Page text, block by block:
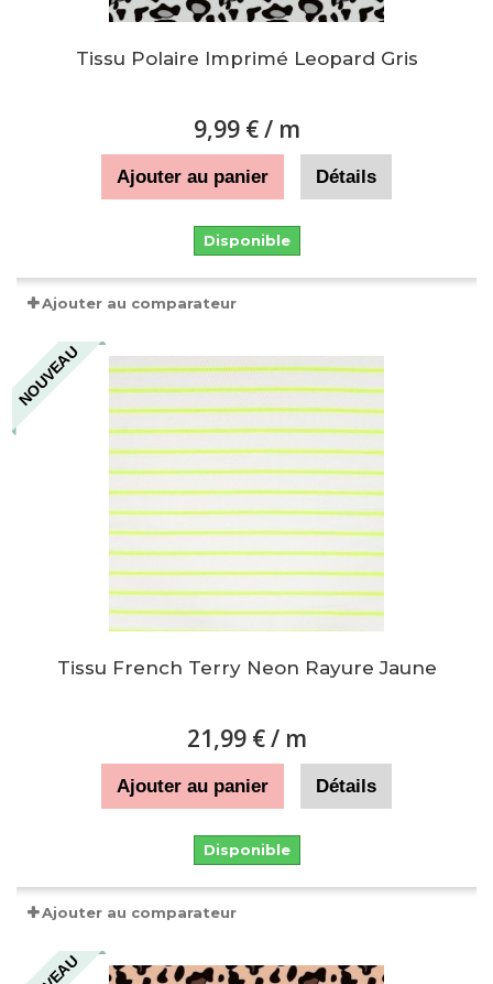
Tissu Polaire Imprimé Leopard Gris
9,99 €/ m
Ajouter au panier Détails
Disponible
Ajouter au comparateur
NOUVEAU
Tissu French Terry Neon Rayure Jaune
21,99 €/ m
Ajouter au panier Détails
Disponible
Ajouter au comparateur